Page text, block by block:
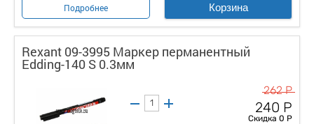
Подробнее Корзина
Rexant 09-3995 Маркер перманентный
Edding-140 S 0.3мм
262 Р
240 Р
Скидка 0 Р